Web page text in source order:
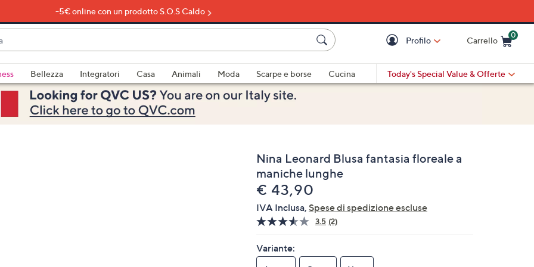
-5€ online con un prodotto S.O.S Caldo
Profilo Carrello
0
Bellezza Integratori Casa Animali Moda Scarpe e borse
Cucina
Today's Special Value & Offerte
Nina Leonard Blusa fantasia floreale a
maniche lunghe
eliminato
€ 43,90
IVA Inclusa, Spese di spedizione escluse
3.5 Leggi
Stesso
(2)
Variante: